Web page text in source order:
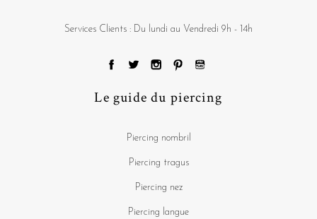
Services Clients : Du lundi au Vendredi 9h - 14h
Le guide du piercing
Piercing nombril
Piercing tragus
Piercing nez
Piercing langue